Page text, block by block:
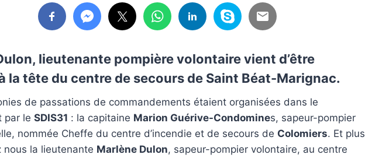
lieutenante pompière volontaire vient d’être
la tête du centre de secours de Saint Béat-Marignac.
de passations de commandements étaient organisées dans le
par le SDIS31 : la capitaine Marion Guérive-Condomines, sapeur-pompier
nommée Cheffe du centre d’incendie et de secours de Colomiers. Et plus
nous la lieutenante Marlène Dulon, sapeur-pompier volontaire, au centre